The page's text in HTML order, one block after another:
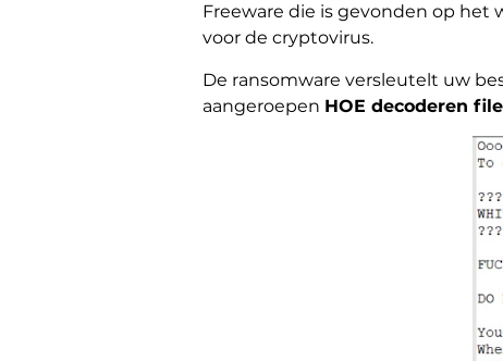
Freeware die is gevonden op
voor de cryptovirus.
De ransomware versleutelt uw
aangeroepen HOE decoderen